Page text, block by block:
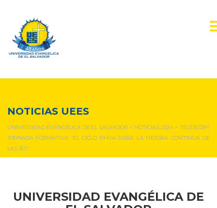
NOTICIAS UEES
UNIVERSIDAD EVANGÉLICA DE EL SALVADOR > NOTICIAS 2024 > TELESCOPI:
JORNADA FORMATIVA “EL CICLO PHVA PARA LA MEJORA CONTINUA DE
LAS IES”
UNIVERSIDAD EVANGÉLICA DE